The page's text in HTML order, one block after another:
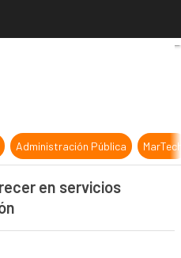
Minolta quiere crecer en
Administración Pública
en servicios